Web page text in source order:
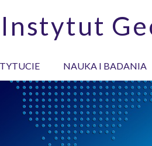
Instytut
NAUKA I BADANIA